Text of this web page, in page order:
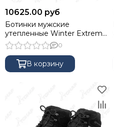
10625.00 руб
Ботинки мужские
утепленные Winter Extreme,
мембрана Kingtex, insulation
400г, цвет Black, 43 NISUS
0
В корзину